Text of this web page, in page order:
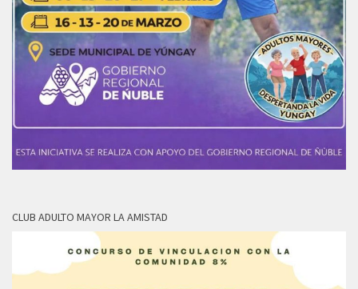
CLUB ADULTO MAYOR LA AMISTAD